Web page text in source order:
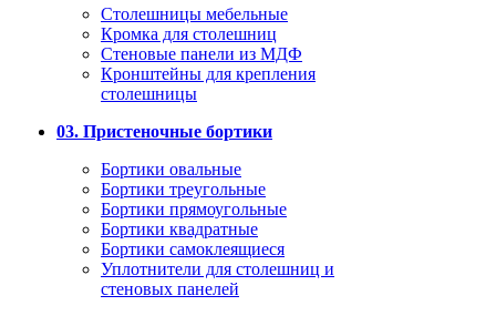
Столешницы мебельные
Кромка для столешниц
Стеновые панели из МДФ
Кронштейны для крепления
столешницы
03. Пристеночные бортики
Бортики овальные
Бортики треугольные
Бортики прямоугольные
Бортики квадратные
Бортики самоклеящиеся
Уплотнители для столешниц и
стеновых панелей